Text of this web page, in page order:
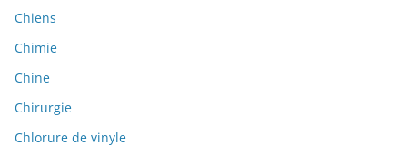
Chiens
Chimie
Chine
Chirurgie
Chlorure de vinyle